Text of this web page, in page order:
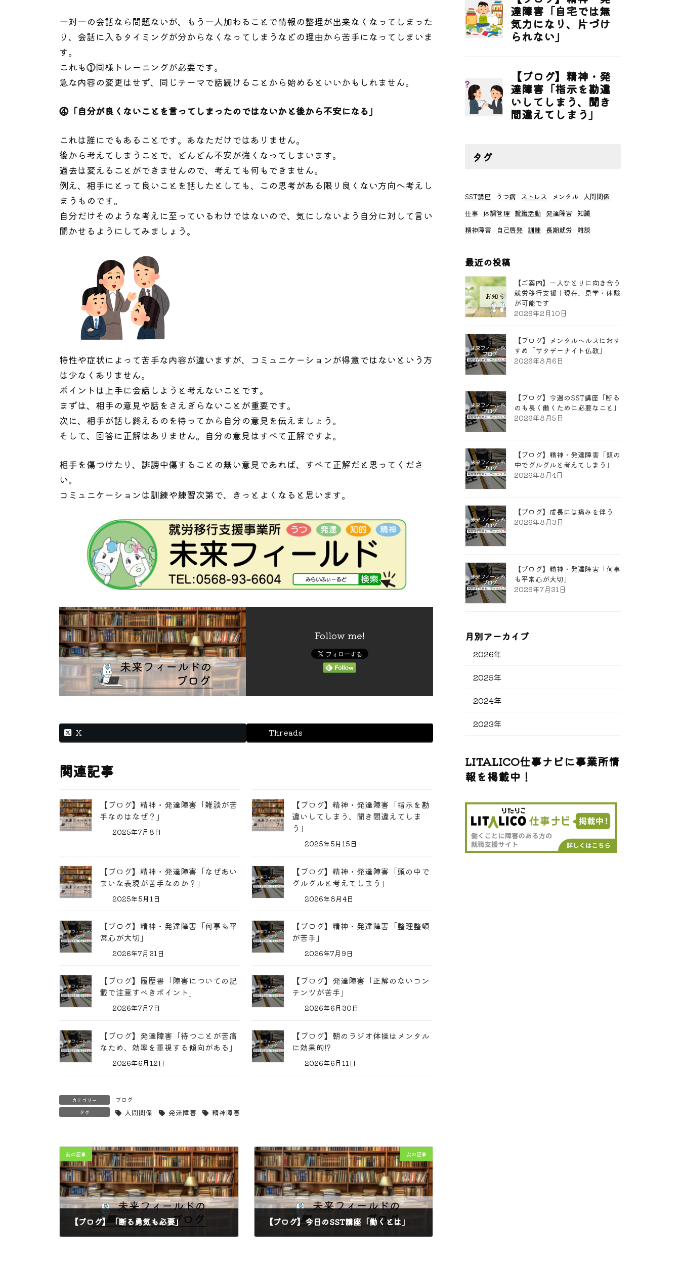
一対一の会話なら問題ないが、もう一人加わることで情報の整理が出来なくなってしまった
り、会話に入るタイミングが分からなくなってしまうなどの理由から苦手になってしまいま
す。
これも⓵同様トレーニングが必要です。
急な内容の変更はせず、同じテーマで話続けることから始めるといいかもしれません。
⓸「自分が良くないことを言ってしまったのではないかと後から不安になる」
これは誰にでもあることです。あなただけではありません。
後から考えてしまうことで、どんどん不安が強くなってしまいます。
過去は変えることができませんので、考えても何もできません。
例え、相手にとって良いことを話したとしても、この思考がある限り良くない方向へ考えし
まうものです。
自分だけそのような考えに至っているわけではないので、気にしないよう自分に対して言い
聞かせるようにしてみましょう。
特性や症状によって苦手な内容が違いますが、コミュニケーションが得意ではないという方
は少なくありません。
ポイントは上手に会話しようと考えないことです。
まずは、相手の意見や話をさえぎらないことが重要です。
次に、相手が話し終えるのを待ってから自分の意見を伝えましょう。
そして、回答に正解はありません。自分の意見はすべて正解ですよ。
相手を傷つけたり、誹謗中傷することの無い意見であれば、すべて正解だと思ってくださ
い。
コミュニケーションは訓練や練習次第で、きっとよくなると思います。
Follow me!
X Threads
関連記事
【ブログ】精神・発達障害「雑談が苦
手なのはなぜ？」
2025年7月8日
【ブログ】精神・発達障害「指示を勘
違いしてしまう、聞き間違えてしま
う」
2025年5月15日
【ブログ】精神・発達障害「なぜあい
まいな表現が苦手なのか？」
2025年5月1日
【ブログ】精神・発達障害「頭の中で
グルグルと考えてしまう」
2026年8月4日
【ブログ】精神・発達障害「何事も平
常心が大切」
2026年7月31日
【ブログ】精神・発達障害「整理整頓
が苦手」
2026年7月9日
【ブログ】履歴書「障害についての記
載で注意すべきポイント」
2026年7月7日
【ブログ】発達障害「正解のないコン
テンツが苦手」
2026年6月30日
【ブログ】発達障害「待つことが苦痛
なため、効率を重視する傾向がある」
2026年6月12日
【ブログ】朝のラジオ体操はメンタル
に効果的!?
2026年6月11日
カテゴリー ブログ
タグ 人間関係 発達障害 精神障害
前の記事
【ブログ】「断る勇気も必要」
2025年3月13日
次の記事
【ブログ】今日のSST講座「働くとは」
2025年3月17日
タグ
SST講座 うつ病 ストレス メンタル 人間関係
仕事 体調管理 就職活動 発達障害
知識
精神障害
自己啓発 訓練 長期就労 雑談
最近の投稿
【ご案内】一人ひとりに向き合う
就労移行支援｜現在、見学・体験
が可能です
2026年2月10日
【ブログ】メンタルヘルスにおす
すめ「サタデーナイト仏教」
2026年8月6日
【ブログ】今週のSST講座「断る
のも長く働くために必要なこと」
2026年8月5日
【ブログ】精神・発達障害「頭の
中でグルグルと考えてしまう」
2026年8月4日
【ブログ】成長には痛みを伴う
2026年8月3日
【ブログ】精神・発達障害「何事
も平常心が大切」
2026年7月31日
月別アーカイブ
2026年
2025年
2024年
2023年
LITALICO仕事ナビに事業所情
報を掲載中！